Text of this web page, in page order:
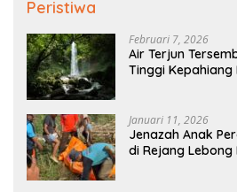
Peristiwa
Februari 7, 2026
Air Terjun
Tinggi Kepahiang
Januari 11, 2026
Jenazah Anak
di Rejang